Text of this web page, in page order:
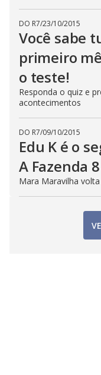
DO R7/23/10/2015
Você sabe
primeiro
o teste!
Responda o quiz e
acontecimentos
DO R7/09/10/2015
Edu K é o
A Fazenda 8
Mara Maravilha